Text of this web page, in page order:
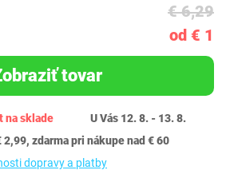
€ 6,29
od € 1
tovar
na sklade
U Vás 12. 8. - 13. 8.
2,99, zdarma pri nákupe nad € 60
dopravy a platby